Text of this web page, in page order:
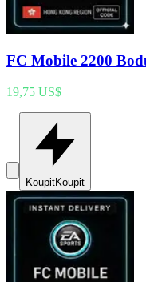
FC Mobile 2200
19,75 US$
KoupitKoupit